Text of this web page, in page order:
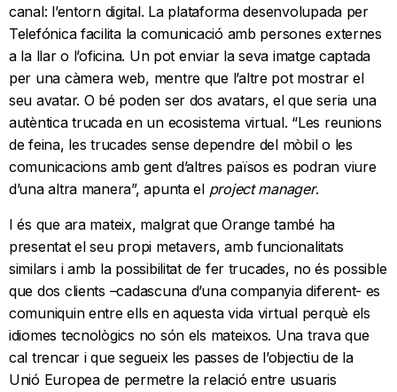
canal: l’entorn digital. La plataforma desenvolupada per
Telefónica facilita la comunicació amb persones externes
a la llar o l’oficina. Un pot enviar la seva imatge captada
per una càmera web, mentre que l’altre pot mostrar el
seu avatar. O bé poden ser dos avatars, el que seria una
autèntica trucada en un ecosistema virtual. “Les reunions
de feina, les trucades sense dependre del mòbil o les
comunicacions amb gent d’altres països es podran viure
d’una altra manera”, apunta el project manager.
I és que ara mateix, malgrat que Orange també ha
presentat el seu propi metavers, amb funcionalitats
similars i amb la possibilitat de fer trucades, no és possible
que dos clients –cadascuna d’una companyia diferent- es
comuniquin entre ells en aquesta vida virtual perquè els
idiomes tecnològics no són els mateixos. Una trava que
cal trencar i que segueix les passes de l’objectiu de la
Unió Europea de permetre la relació entre usuaris